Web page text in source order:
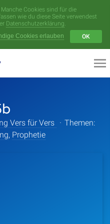
Cookies sind für die
wie du diese Seite verwendest
Datenschutzerklärung.
Cookies erlauben
OK
Vers für Vers · Themen:
, Prophetie
Menü
Videoarchiv
Sprecher